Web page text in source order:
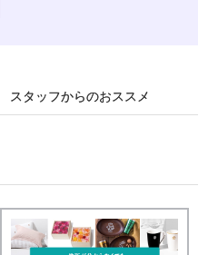
スタッフからのおススメ